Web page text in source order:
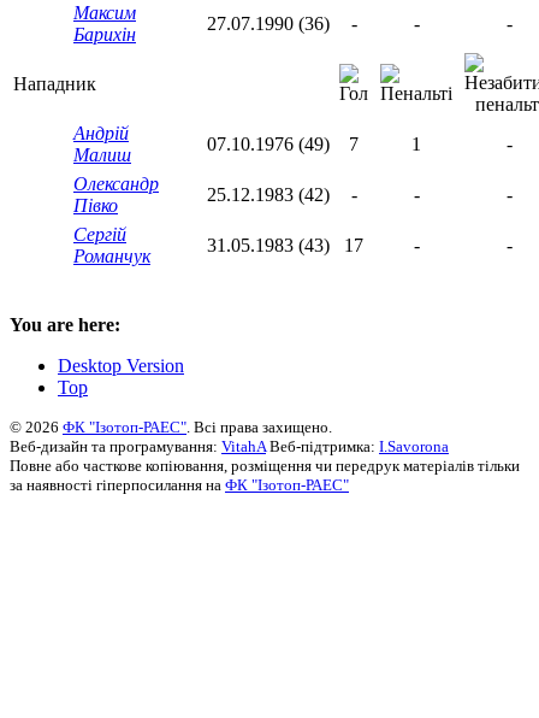
Максим
Барихін
27.07.1990 (36) - - -
Нападник
Андрій
Малиш
07.10.1976 (49) 7 1
-
Олександр
Півко
25.12.1983 (42) - -
-
Сергій
Романчук
31.05.1983 (43) 17 - -
You are here:
Desktop Version
Top
© 2026 ФК "Ізотоп-РАЕС" . Всі права захищено.
Веб-дизайн та програмування: VitahA Веб-підтримка: I.Savorona
Повне або часткове копіювання, розміщення чи передрук матеріалів тільки
за наявності гіперпосилання на ФК "Ізотоп-РАЕС"